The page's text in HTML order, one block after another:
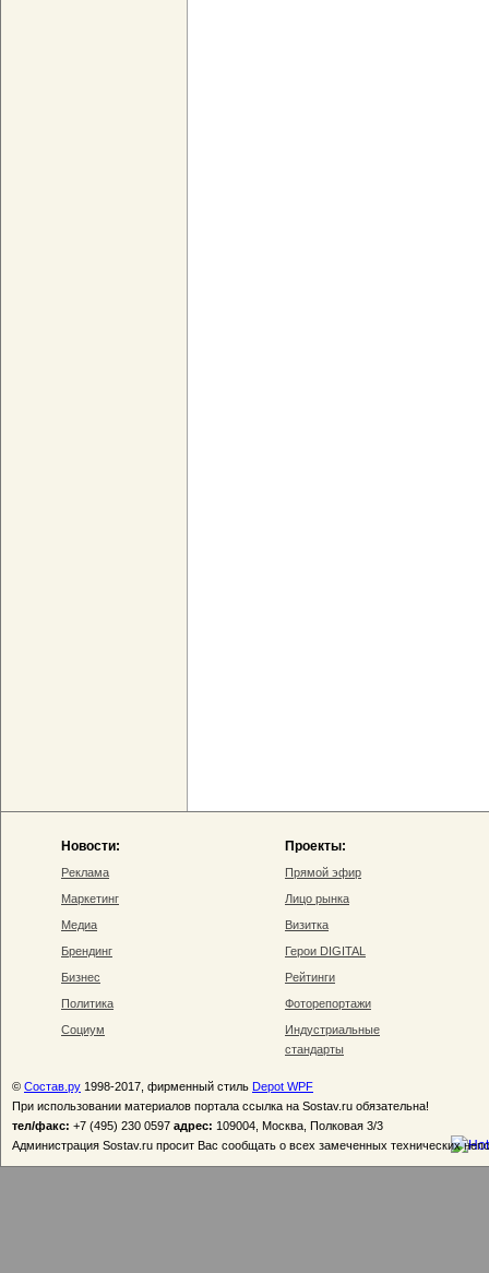
Новости:
Реклама
Маркетинг
Медиа
Брендинг
Бизнес
Политика
Социум
Проекты:
Прямой эфир
Лицо рынка
Визитка
Герои DIGITAL
Рейтинги
Фоторепортажи
Индустриальные
стандарты
© Состав.ру 1998-2017, фирменный стиль Depot WPF
При использовании материалов портала ссылка на Sostav.ru обязательна!
тел/факс: +7 (495) 230 0597 адрес: 109004, Москва, Полковая 3/3
Администрация Sostav.ru просит Вас сообщать о всех замеченных технических